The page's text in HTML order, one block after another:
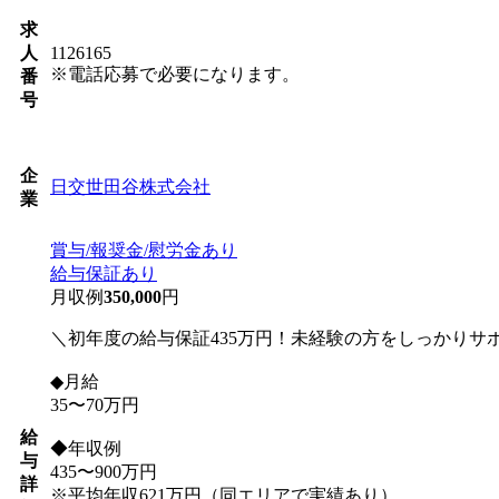
求
人
番
号
1126165
※電話応募で必要になります。
企
業
日交世田谷株式会社
給
与
詳
賞与/報奨金/慰労金あり
給与保証あり
月収例350,000円
＼初年度の給与保証435万円！未経験の方をしっかりサ
◆月給
35〜70万円
◆年収例
435〜900万円